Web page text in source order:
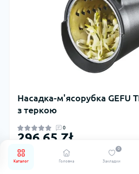
Каталог Головна Закладки
0
Насадка-м'ясорубка GEFU
з теркою
0
296,65 Zł